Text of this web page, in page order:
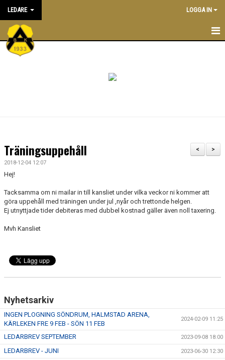
LEDARE LOGGA IN
STARTSIDA
INRIKTNING OCH RIKTLINJER
UTBILDNING
DOKUMENTBANK
NIVÅANPASSNING BK ASTRIO
>
<
Träningsuppehåll
2018-12-04 12:07
Hej!
Tacksamma om ni mailar in till kansliet under vilka veckor ni kommer att
göra uppehåll med träningen under jul ,nyår och trettonde helgen.
Ej utnyttjade tider debiteras med dubbel kostnad gäller även noll taxering.
Mvh Kansliet
Nyhetsarkiv
INGEN PLOGNING SÖNDRUM, HALMSTAD ARENA,
KÄRLEKEN FRE 9 FEB - SÖN 11 FEB
2024-02-09 11:25
LEDARBREV SEPTEMBER 2023-09-08 18:00
LEDARBREV - JUNI 2023-06-30 12:30